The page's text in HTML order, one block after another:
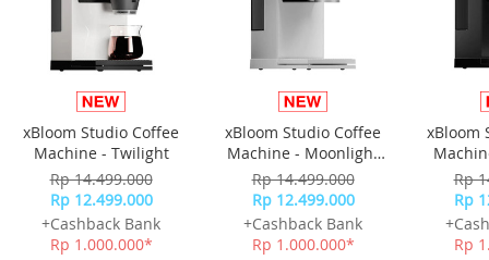
Daya : 500 Watt
Tegangan AC : 220-240 Volt / 50 Hz
Dimensi (P x L x T) : 22.5 cm x 16.5 cm x 26 cm
Berat : 2 Kg
Warna : Biru, Hijau, Kuning, Merah dan Ungu
Made In : Indonesia
Others
xBloom Studio Coffee
Machine - Twilight
Rp 14.499.000
Rp 12.499.000
+Cashback Bank
Rp 1.000.000*
xBloom Studio Coffee
Machine - Moonlight
White
Rp 14.499.000
Rp 12.499.000
+Cashback Bank
Rp 1.000.000*
xBloom
Rp
Rp
Rp